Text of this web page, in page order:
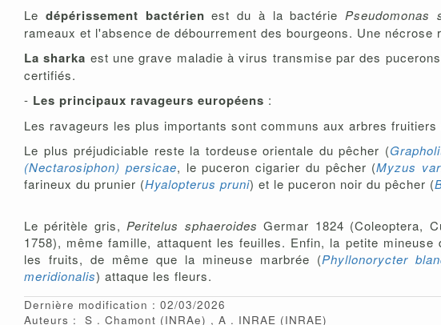
Le dépérissement bactérien est du à la bactériePseudomonas
rameaux et l'absence de débourrement des bourgeons. Une
La sharka est une grave maladie à virus transmise par des
certifiés.
- Les principaux ravageurs européens :
Les ravageurs les plus importants sont communs aux arbres fruitiers
Le plus préjudiciable reste la tordeuse orientale du pêcher (
(Nectarosiphon) persicae, le puceron cigarier du pêcher (Myzus
farineux du prunier (Hyalopterus pruni) et le puceron noir du pêcher (
Le péritèle gris,Peritelus sphaeroides Germar 1824 (Coleoptera,
1758), même famille, attaquent les feuilles. Enfin, la petite mineuse
les fruits, de même que la mineuse marbrée (Phyllonorycter
meridionalis) attaque les fleurs.
Dernière modification : 02/03/2026
Auteurs :
S Chamont (INRAe) A INRAE (INRAE)